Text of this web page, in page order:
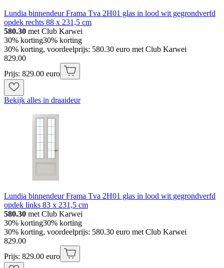
Lundia binnendeur Frama Tva 2H01 glas in lood wit gegrondverfd
opdek rechts 88 x 231,5 cm
580.30 met Club Karwei
30% korting30% korting
30% korting, voordeelprijs: 580.30 euro met Club Karwei
829.00
Prijs: 829.00 euro
Bekijk alles in draaideur
Lundia binnendeur Frama Tva 2H01 glas in lood wit gegrondverfd
opdek links 83 x 231,5 cm
580.30 met Club Karwei
30% korting30% korting
30% korting, voordeelprijs: 580.30 euro met Club Karwei
829.00
Prijs: 829.00 euro